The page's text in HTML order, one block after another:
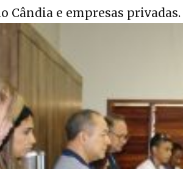
Cândia e empresas privadas.